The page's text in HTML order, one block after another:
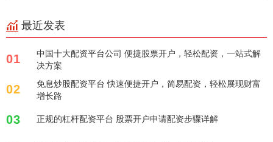
最近发表
01
中国十大配资平台公司 便捷股票开户，轻松配资，一站式解
决方案
02
免息炒股配资平台 快速便捷开户，简易配资，轻松展现财富
增长路
03 正规的杠杆配资平台 股票开户申请配资步骤详解